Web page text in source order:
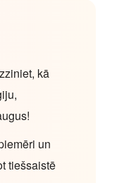
kā
un
tiešsaistē